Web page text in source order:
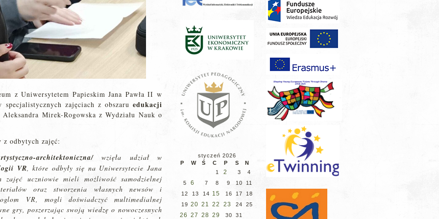
z Uniwersytetem Papieskim Jana Pawła II w
zajęciach z obszaru edukacji
Mirek-Rogowska z Wydziału Nauk o
z odbytych zajęć:
architektoniczna/wzięła udział w
VR, które odbyły się na Uniwersytecie Jana
uczniowie mieli możliwość samodzielnej
oraz stworzenia własnych newsów i
VR, mogli doświadczyć multimedialnej
gry, poszerzając swoją wiedzę o nowoczesnych
styczeń 2026
P
W Ś C P S
N
1
2 3
4
5
6 7 8 9 10
11
12
13 14 15 16 17
18
19 20 21 22 23 24 25
26 27 28 29 30 31